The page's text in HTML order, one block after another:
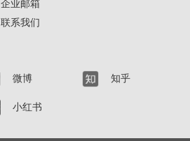
企业邮箱
联系我们
微博 知乎
小红书